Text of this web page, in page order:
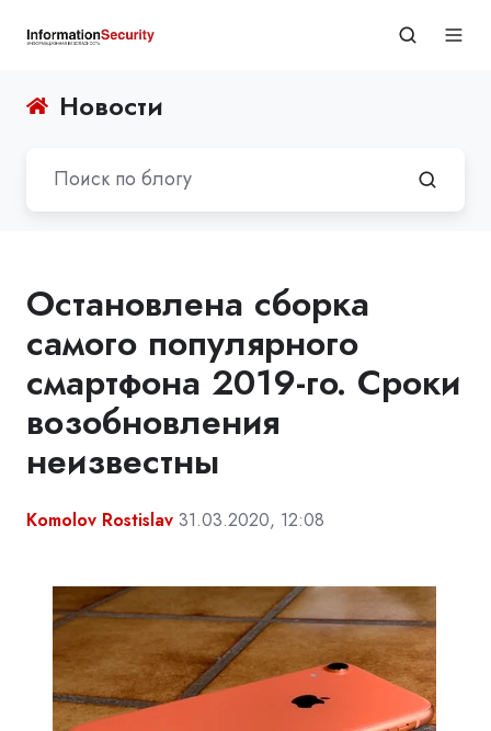
Новости
Остановлена сборка
самого популярного
смартфона 2019-го. Сроки
возобновления
неизвестны
Komolov Rostislav 31.03.2020, 12:08